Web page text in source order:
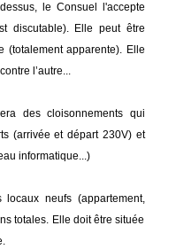
le Consuel l'accepte
discutable). Elle peut être
(totalement apparente). Elle
l’autre...
des cloisonnements qui
(arrivée et départ 230V) et
informatique...)
neufs (appartement,
totales. Elle doit être située